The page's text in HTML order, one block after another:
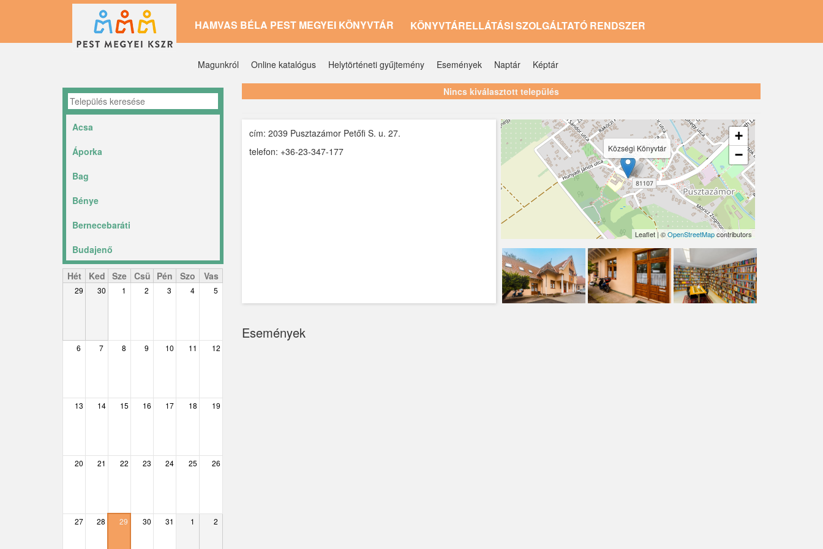
tartalomra
HAMVAS BÉLA PEST MEGYEI KÖNYVTÁR KÖNYVTÁRELLÁTÁSI SZOLGÁLTATÓ RENDSZER
Magunkról Online katalógus Helytörténeti gyűjtemény Események Naptár Képtár
Acsa
Áporka
Bag
Bénye
Bernecebaráti
Budajenő
Ceglédbercel
Csobánka
Csörög
Délegyháza
Dunabogdány
Hét Ked Sze Csü Pén Szo Vas
29 30 1 2 3 4 5
6 7 8 9 10 11 12
13 14 15 16 17 18 19
20 21 22 23 24 25 26
27 28 29 30 31 1 2
Nincs kiválasztott település
cím: 2039 Pusztazámor Petőfi S. u. 27.
telefon: +36-23-347-177
Községi Könyvtár
+
−
Leaflet | ©OpenStreetMapcontributors
Események